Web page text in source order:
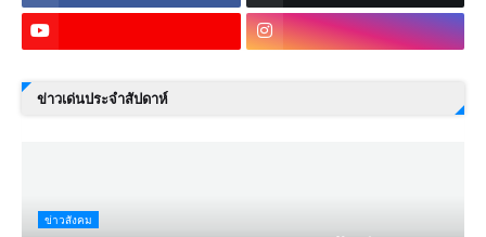
ข่าวเด่นประจำสัปดาห์
ข่าวสังคม